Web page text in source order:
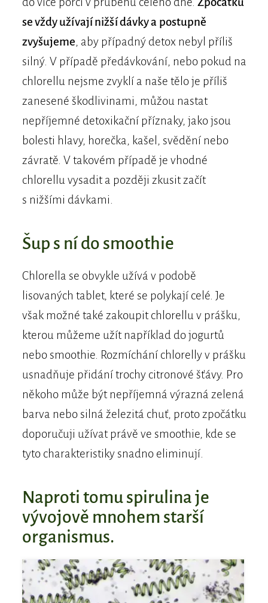
se vždy užívají nižší dávky a postupně
zvyšujeme, aby případný detox nebyl příliš
silný. V případě předávkování, nebo pokud na
chlorellu nejsme zvyklí a naše tělo je příliš
zanesené škodlivinami, můžou nastat
nepříjemné detoxikační příznaky, jako jsou
bolesti hlavy, horečka, kašel, svědění nebo
závratě. V takovém případě je vhodné
chlorellu vysadit a později zkusit začít
s nižšími dávkami.
Šup s ní do smoothie
Chlorella se obvykle užívá v podobě
lisovaných tablet, které se polykají celé. Je
však možné také zakoupit chlorellu v prášku,
kterou můžeme užít například do jogurtů
nebo smoothie. Rozmíchání chlorelly v prášku
usnadňuje přidání trochy citronové šťávy. Pro
někoho může být nepříjemná výrazná zelená
barva nebo silná železitá chuť, proto zpočátku
doporučuji užívat právě ve smoothie, kde se
tyto charakteristiky snadno eliminují.
Naproti tomu spirulina je
vývojově mnohem starší
organismus.